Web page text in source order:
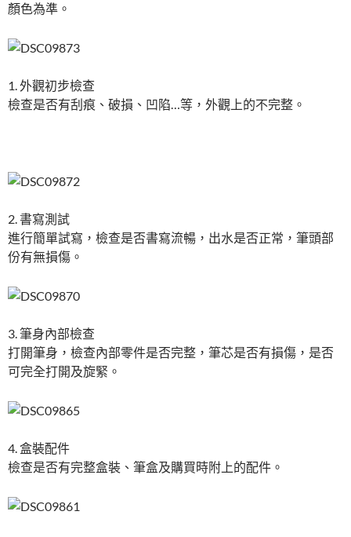
顏色為準。
1. 外觀初步檢查
檢查是否有刮痕、破損、凹陷…等，外觀上的不完整。
2. 書寫測試
進行簡單試寫，檢查是否書寫流暢，出水是否正常，筆頭部
份有無損傷。
3. 筆身內部檢查
打開筆身，檢查內部零件是否完整，筆芯是否有損傷，是否
可完全打開及旋緊。
4. 盒裝配件
檢查是否有完整盒裝、筆盒及購買時附上的配件。